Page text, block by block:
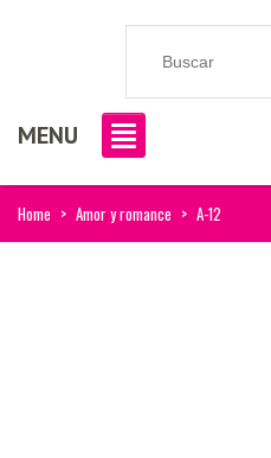
MENU
Home > Amor y romance > A-12